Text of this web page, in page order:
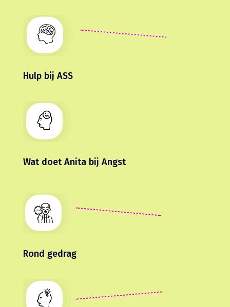
Hulp bij ASS
Wat doet Anita bij Angst
Rond gedrag